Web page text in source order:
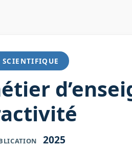
SCIENTIFIQUE
2025